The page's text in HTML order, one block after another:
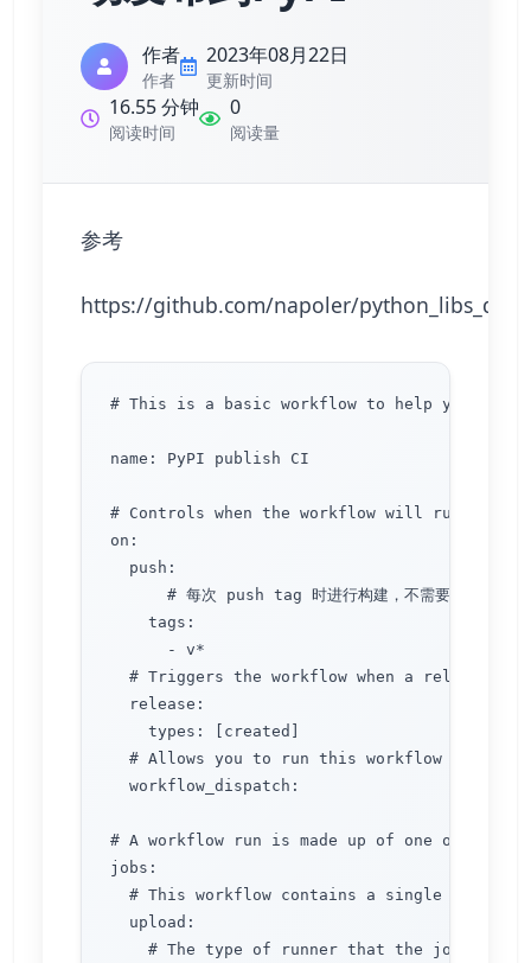
作者
作者
2023年08月22日
更新时间
16.55 分钟
阅读时间
0
阅读量
参考
https://github.com/napoler/
# This is a basic workflow to help you get
name: PyPI publish CI
# Controls when the workflow will run
on:
  push:
# 每次 push tag 时进行构建，不需要每次 push
    tags:
      - v*
# Triggers the workflow when a release is
  release:
    types: [created]
# Allows you to run this workflow
  workflow_dispatch:
# A workflow run is made up of one or
jobs:
# This workflow contains a single job
  upload:
# The type of runner that the job will